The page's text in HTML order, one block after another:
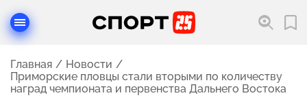
Главная
Новости
Приморские пловцы стали вторыми по количеству
наград чемпионата и первенства Дальнего Востока